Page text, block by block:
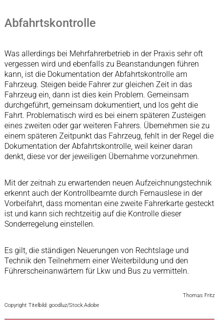
Abfahrtskontrolle
Was allerdings bei Mehrfahrerbetrieb in der Praxis sehr oft
vergessen wird und ebenfalls zu Beanstandungen führen
kann, ist die Dokumentation der Abfahrtskontrolle am
Fahrzeug. Steigen beide Fahrer zur gleichen Zeit in das
Fahrzeug ein, dann ist dies kein Problem. Gemeinsam
durchgeführt, gemeinsam dokumentiert, und los geht die
Fahrt. Problematisch wird es bei einem späteren Zusteigen
eines zweiten oder gar weiteren Fahrers. Übernehmen sie zu
einem späteren Zeitpunkt das Fahrzeug, fehlt in der Regel die
Dokumentation der Abfahrtskontrolle, weil keiner daran
denkt, diese vor der jeweiligen Übernahme vorzunehmen.
Mit der zeitnah zu erwartenden neuen Aufzeichnungstechnik
erkennt auch der Kontrollbeamte durch Fernauslese in der
Vorbeifahrt, dass momentan eine zweite Fahrerkarte gesteckt
ist und kann sich rechtzeitig auf die Kontrolle dieser
Sonderregelung einstellen.
Es gilt, die ständigen Neuerungen von Rechtslage und
Technik den Teilnehmern einer Weiterbildung und den
Führerscheinanwärtern für Lkw und Bus zu vermitteln.
Thomas Fritz
Copyright Titelbild: goodluz/Stock.Adobe